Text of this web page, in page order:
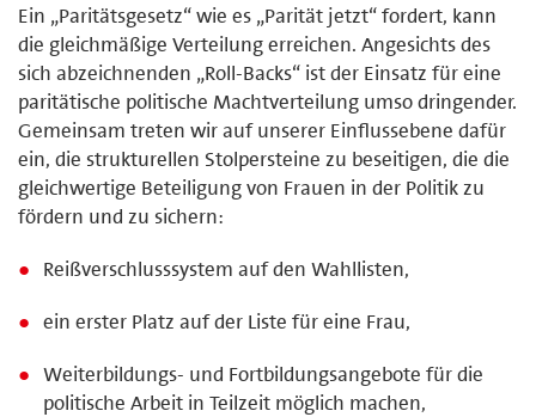
Ein „Paritätsgesetz“ wie es „Parität jetzt“ fordert, kann
die gleichmäßige Verteilung erreichen. Angesichts des
sich abzeichnenden „Roll-Backs“ ist der Einsatz für eine
paritätische politische Machtverteilung umso dringender.
Gemeinsam treten wir auf unserer Einflussebene dafür
ein, die strukturellen Stolpersteine zu beseitigen, die die
gleichwertige Beteiligung von Frauen in der Politik zu
fördern und zu sichern:
Reißverschlusssystem auf den Wahllisten,
ein erster Platz auf der Liste für eine Frau,
Weiterbildungs- und Fortbildungsangebote für die
politische Arbeit in Teilzeit möglich machen,